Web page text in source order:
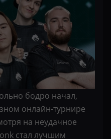
бодро начал,
онлайн-турнире
на неудачное
стал лучшим